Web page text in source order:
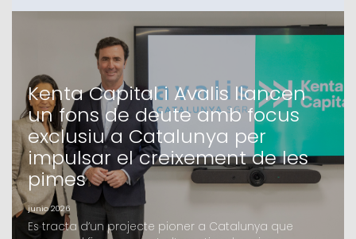
Kenta Capital i Avalis llancen
un fons de deute amb focus
exclusiu a Catalunya per
impulsar el creixement de les
pimes
junio 2026
Es tracta d’un projecte pioner a Catalunya que